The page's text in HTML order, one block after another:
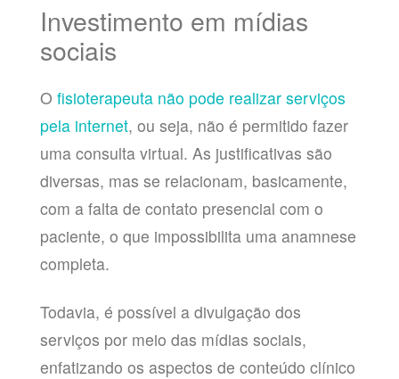
Investimento em mídias
sociais
O fisioterapeuta não pode realizar serviços
pela internet, ou seja, não é permitido fazer
uma consulta virtual. As justificativas são
diversas, mas se relacionam, basicamente,
com a falta de contato presencial com o
paciente, o que impossibilita uma anamnese
completa.
Todavia, é possível a divulgação dos
serviços por meio das mídias sociais,
enfatizando os aspectos de conteúdo clínico